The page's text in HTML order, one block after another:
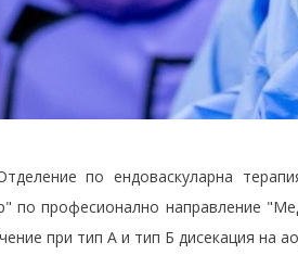
по ендоваскуларна
по професионално направление
при тип А и тип Б дисекация на